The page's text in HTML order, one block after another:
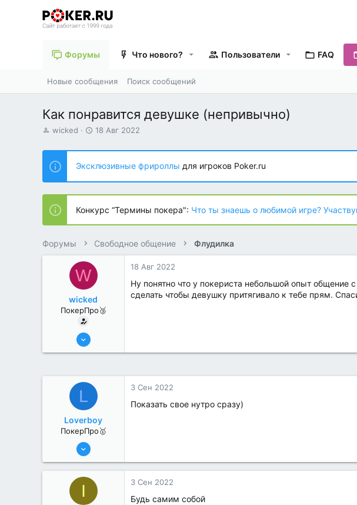
Форумы Что нового? Пользователи FAQ
Новые сообщения Поиск сообщений
Как понравится девушке (непривычно)
А
т
о
р
т
е
м
ы
wicked
Д
т
н
а
ч
л
а
18 Авг 2022
Эксклюзивные фрироллы для игроков Poker.ru
Конкурс “Термины покера": Что ты знаешь о любимой игре?
Форумы Свободное общение Флудилка
W
wicked
ПокерПро🥉
11 Авг 2022
18 Авг 2022
Ну понятно что у покериста небольшой опыт
сделать чтобы девушку притягивало к тебе прям.
L
Loverboy
ПокерПро🥇
8 Июн 2022
1
3 Сен 2022
Показать свое нутро сразу)
I 3 Сен 2022
Будь самим собой